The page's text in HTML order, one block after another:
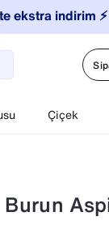
ekstra indirim ⚡️
Çiçek